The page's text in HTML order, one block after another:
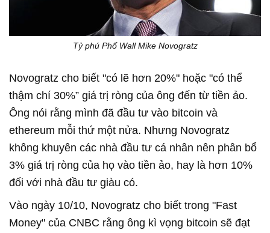
Tỷ phú Phố Wall Mike Novogratz
Novogratz cho biết "có lẽ hơn 20%" hoặc "có thể
thậm chí 30%” giá trị ròng của ông đến từ tiền ảo.
Ông nói rằng mình đã đầu tư vào bitcoin và
ethereum mỗi thứ một nửa. Nhưng Novogratz
không khuyên các nhà đầu tư cá nhân nên phân bổ
3% giá trị ròng của họ vào tiền ảo, hay là hơn 10%
đối với nhà đầu tư giàu có.
Vào ngày 10/10, Novogratz cho biết trong "Fast
Money" của CNBC rằng ông kì vọng bitcoin sẽ đạt